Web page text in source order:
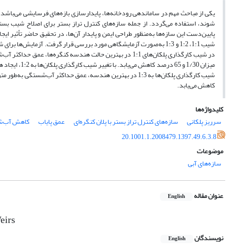
یکی از مباحث مهم در ساماندهی رودخانه‌ها، پایدار‌سازی بازه‌های فرسایشی
شوند، استفاده می‌گردد. از جمله سازه‌های کنترل تراز بستر برای اصلاح شیب
پایین‌دست این سازه‌ها به‌منظور طراحی ایمن و پایدار آن‌ها، در تحقیق حاضر
شیب 1:1، 1:2 و 1:3 به‌صورت آزمایشگاهی مورد بررسی قرار گرفت.
در شیب کارگذاری پلکان‌های 1:1 در بهترین حالت هندسه
میزان 1/30
کاهش می‌یابد.
کلیدواژه‌ها
سرریز پلکانی
سازه‌های کنترل تراز بستر با پلان کنگره‌ای عمق پایاب
کاهش
20.1001.1.2008479.1397.49.6.3.8
موضوعات
سازه‌های آبی
عنوان مقاله English
نویسندگان English